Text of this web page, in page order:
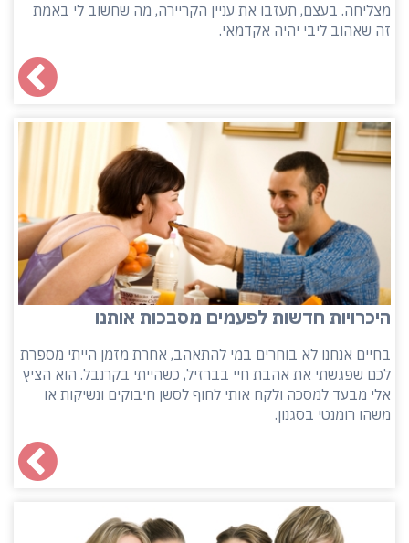
מצליחה. בעצם, תעזבו את עניין הקריירה, מה שחשוב לי באמת
זה שאהוב ליבי יהיה אקדמאי.
היכרויות חדשות לפעמים מסבכות אותנו
בחיים אנחנו לא בוחרים במי להתאהב, אחרת מזמן הייתי מספרת
לכם שפגשתי את אהבת חיי בברזיל, כשהייתי בקרנבל. הוא הציץ
אלי מבעד למסכה ולקח אותי לחוף לסשן חיבוקים ונשיקות או
משהו רומנטי בסגנון.